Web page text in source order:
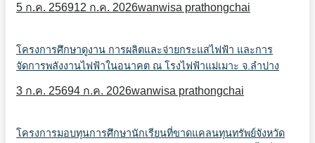
5 ก.ค. 256912 ก.ค. 2026wanwisa prathongchai
โครงการศึกษาดูงาน การผลิตและจ่ายกระแสไฟฟ้า และการ
จัดการพลังงานไฟฟ้าในอนาคต ณ โรงไฟฟ้าแม่เมาะ จ.ลำปาง
3 ก.ค. 25694 ก.ค. 2026wanwisa prathongchai
โครงการมอบทุนการศึกษานักเรียนที่ขาดแคลนทุนทรัพย์จังหวัด